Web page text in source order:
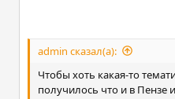
admin сказал(а):
Чтобы хоть какая-то
получилось что и в Пензе